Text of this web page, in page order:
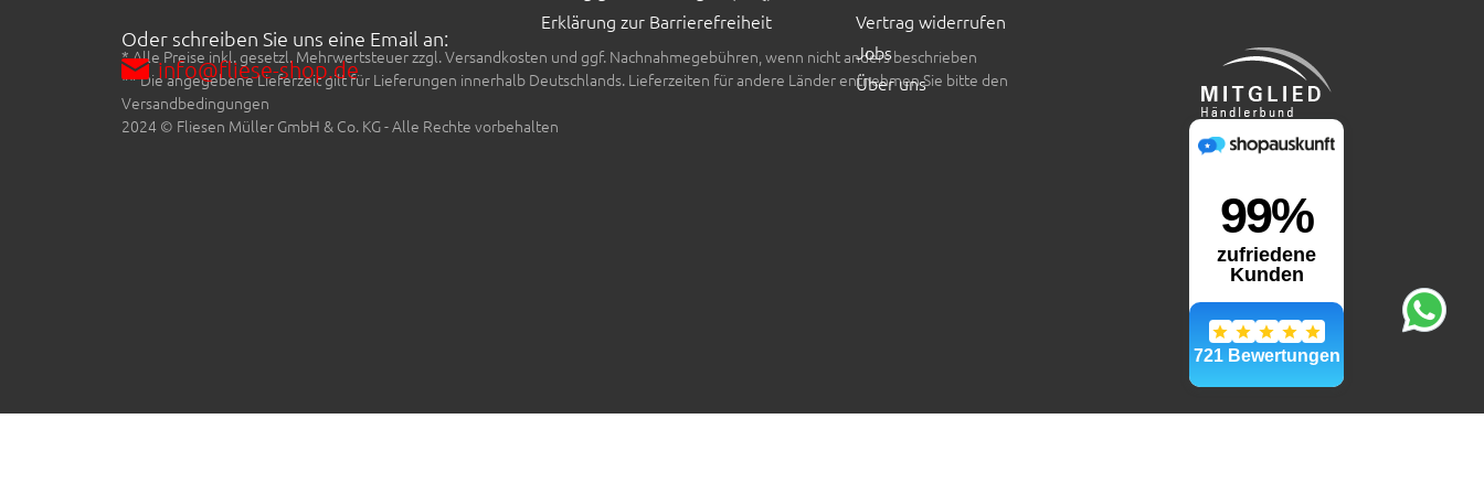
Oder schreiben Sie uns eine Email an:
info@fliese-shop.de
Erklärung zur Barrierefreiheit
Vertrag widerrufen
Jobs
Über uns
* Alle Preise inkl. gesetzl. Mehrwertsteuer zzgl. Versandkosten und ggf. Nachnahmegebühren, wenn nicht anders beschrieben
** Die angegebene Lieferzeit gilt für Lieferungen innerhalb Deutschlands. Lieferzeiten für andere Länder entnehmen Sie bitte den
Versandbedingungen
2024 © Fliesen Müller GmbH & Co. KG - Alle Rechte vorbehalten